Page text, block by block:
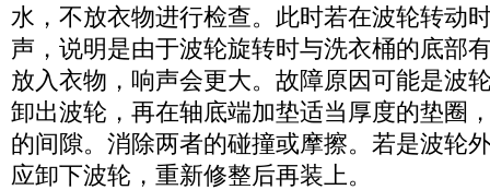
水，不放衣物进行检查。此时若在波轮转动
声，说明是由于波轮旋转时与洗衣桶的底部
放入衣物，响声会更大。故障原因可能是波
卸出波轮，再在轴底端加垫适当厚度的垫圈
的间隙。消除两者的碰撞或摩擦。若是波轮
应卸下波轮，重新修整后再装上。